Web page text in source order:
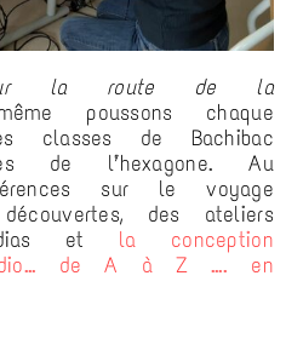
la route de la
poussons chaque
classes de Bachibac
de l’hexagone. Au
sur le voyage
des ateliers
et la conception
de A à Z …. en